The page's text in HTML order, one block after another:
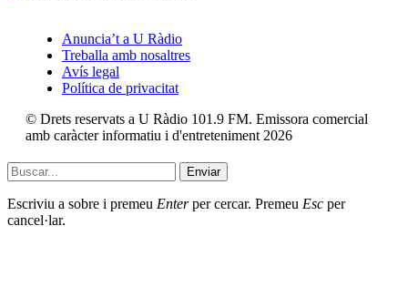
Anuncia’t a U Ràdio
Treballa amb nosaltres
Avís legal
Política de privacitat
© Drets reservats a U Ràdio 101.9 FM. Emissora comercial
amb caràcter informatiu i d'entreteniment 2026
Enviar
Escriviu a sobre i premeu Enterper cercar. Premeu Esc per
cancel·lar.